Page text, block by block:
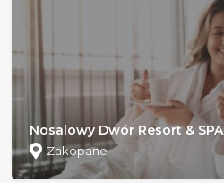
Nosalowy Dwór Resort & SPA
Zakopane